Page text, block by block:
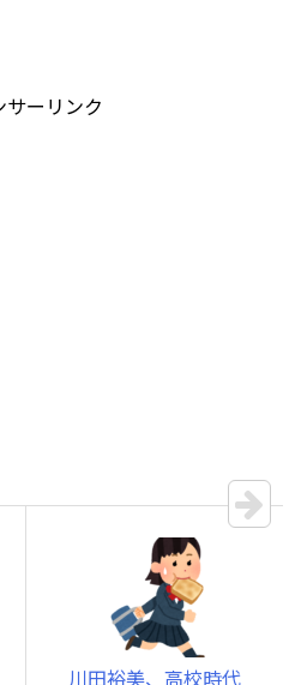
サーリンク
川田裕美、高校時代